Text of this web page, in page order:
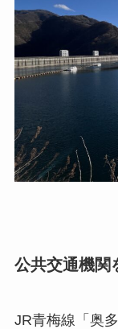
公共交通機関
JR青梅線「奥